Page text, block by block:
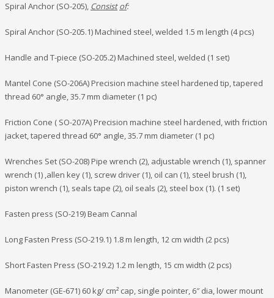
Spiral Anchor (SO-205), Consist of:
Spiral Anchor (SO-205.1) Machined steel, welded 1.5 m length (4 pcs)
Handle and T-piece (SO-205.2) Machined steel, welded (1 set)
Mantel Cone (SO-206A) Precision machine steel hardened tip, tapered
thread 60° angle, 35.7 mm diameter (1 pc)
Friction Cone ( SO-207A) Precision machine steel hardened, with friction
jacket, tapered thread 60° angle, 35.7 mm diameter (1 pc)
Wrenches Set (SO-208) Pipe wrench (2), adjustable wrench (1), spanner
wrench (1) ,allen key (1), screw driver (1), oil can (1), steel brush (1),
piston wrench (1), seals tape (2), oil seals (2), steel box (1). (1 set)
Fasten press (SO-219) Beam Cannal
Long Fasten Press (SO-219.1) 1.8 m length, 12 cm width (2 pcs)
Short Fasten Press (SO-219.2) 1.2 m length, 15 cm width (2 pcs)
Manometer (GE-671) 60 kg/ cm² cap, single pointer, 6″ dia, lower mount